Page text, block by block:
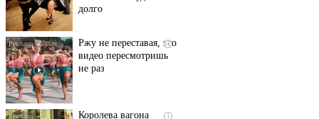
долго
i
Ржу не переставая, это
видео пересмотришь
не раз
i
Королева вагона